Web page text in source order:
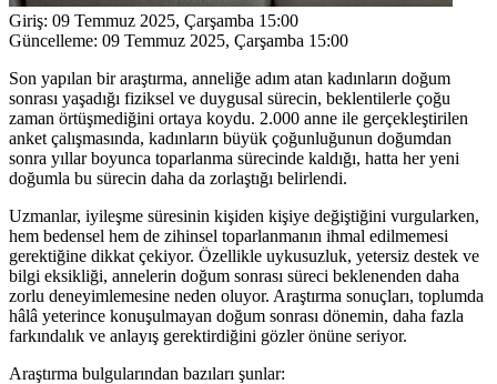
Giriş: 09 Temmuz 2025, Çarşamba 15:00
Güncelleme: 09 Temmuz 2025, Çarşamba 15:00
Son yapılan bir araştırma, anneliğe adım atan kadınların doğum
sonrası yaşadığı fiziksel ve duygusal sürecin, beklentilerle çoğu
zaman örtüşmediğini ortaya koydu. 2.000 anne ile gerçekleştirilen
anket çalışmasında, kadınların büyük çoğunluğunun doğumdan
sonra yıllar boyunca toparlanma sürecinde kaldığı, hatta her yeni
doğumla bu sürecin daha da zorlaştığı belirlendi.
Uzmanlar, iyileşme süresinin kişiden kişiye değiştiğini vurgularken,
hem bedensel hem de zihinsel toparlanmanın ihmal edilmemesi
gerektiğine dikkat çekiyor. Özellikle uykusuzluk, yetersiz destek ve
bilgi eksikliği, annelerin doğum sonrası süreci beklenenden daha
zorlu deneyimlemesine neden oluyor. Araştırma sonuçları, toplumda
hâlâ yeterince konuşulmayan doğum sonrası dönemin, daha fazla
farkındalık ve anlayış gerektirdiğini gözler önüne seriyor.
Araştırma bulgularından bazıları şunlar: